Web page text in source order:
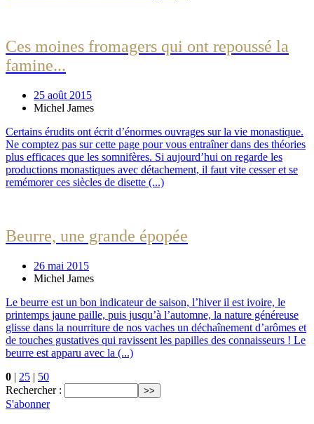
Ces moines fromagers qui ont repoussé la
famine...
25 août 2015
Michel James
Certains érudits ont écrit d’énormes ouvrages sur la vie monastique.
Ne comptez pas sur cette page pour vous entraîner dans des théories
plus efficaces que les somnifères. Si aujourd’hui on regarde les
productions monastiques avec détachement, il faut vite cesser et se
remémorer ces siècles de disette (...)
Beurre, une grande épopée
26 mai 2015
Michel James
Le beurre est un bon indicateur de saison, l’hiver il est ivoire, le
printemps jaune paille, puis jusqu’à l’automne, la nature généreuse
glisse dans la nourriture de nos vaches un déchaînement d’arômes et
de touches gustatives qui ravissent les papilles des connaisseurs ! Le
beurre est apparu avec la (...)
0 | 25 | 50
Rechercher :
S'abonner